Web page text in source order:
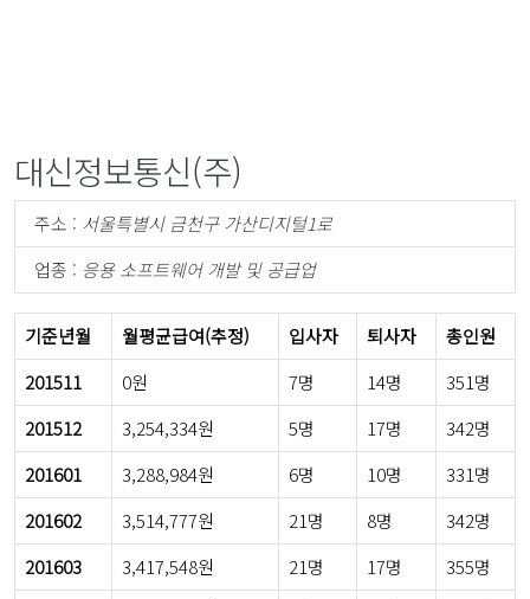
대신정보통신(주)
주소 : 서울특별시 금천구 가산디지털1로
업종 : 응용 소프트웨어 개발 및 공급업
기준년월 월평균급여(추정) 입사자 퇴사자
총인원
201511
0원 7명 14명
351명
201512
3,254,334원 5명 17명
342명
201601
3,288,984원 6명 10명
331명
201602
3,514,777원 21명 8명
342명
201603
3,417,548원 21명 17명
355명